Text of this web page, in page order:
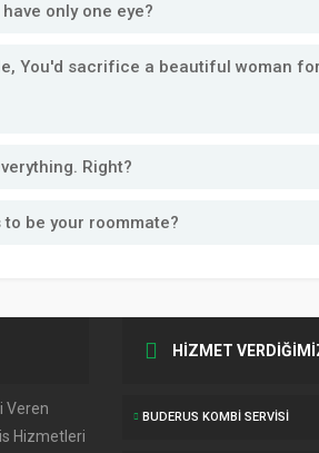
only one eye?
You'd sacrifice a beautiful woman
Right?
be your roommate?
Veren
Hizmetleri
HİZMET
BUDERUS KOMBI SERVISI